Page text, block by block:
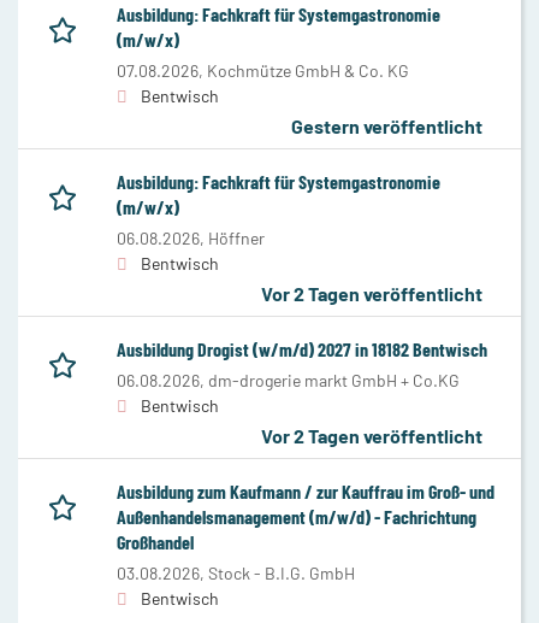
Ausbildung: Fachkraft für Systemgastronomie
(m/w/x)
07.08.2026, Kochmütze GmbH & Co. KG
Bentwisch
Gestern veröffentlicht
Ausbildung: Fachkraft für Systemgastronomie
(m/w/x)
06.08.2026, Höffner
Bentwisch
Vor 2 Tagen veröffentlicht
Ausbildung Drogist (w/m/d) 2027 in 18182 Bentwisch
06.08.2026, dm-drogerie markt GmbH + Co.KG
Bentwisch
Vor 2 Tagen veröffentlicht
Ausbildung zum Kaufmann / zur Kauffrau im Groß- und
Außenhandelsmanagement (m/w/d) - Fachrichtung
Großhandel
03.08.2026, Stock - B.I.G. GmbH
Bentwisch